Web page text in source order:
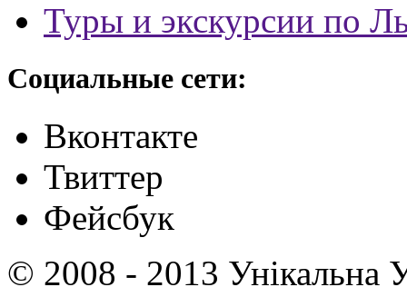
Туры и экскурсии по
Социальные сети:
Вконтакте
Твиттер
Фейсбук
© 2008 - 2013 Унікальна